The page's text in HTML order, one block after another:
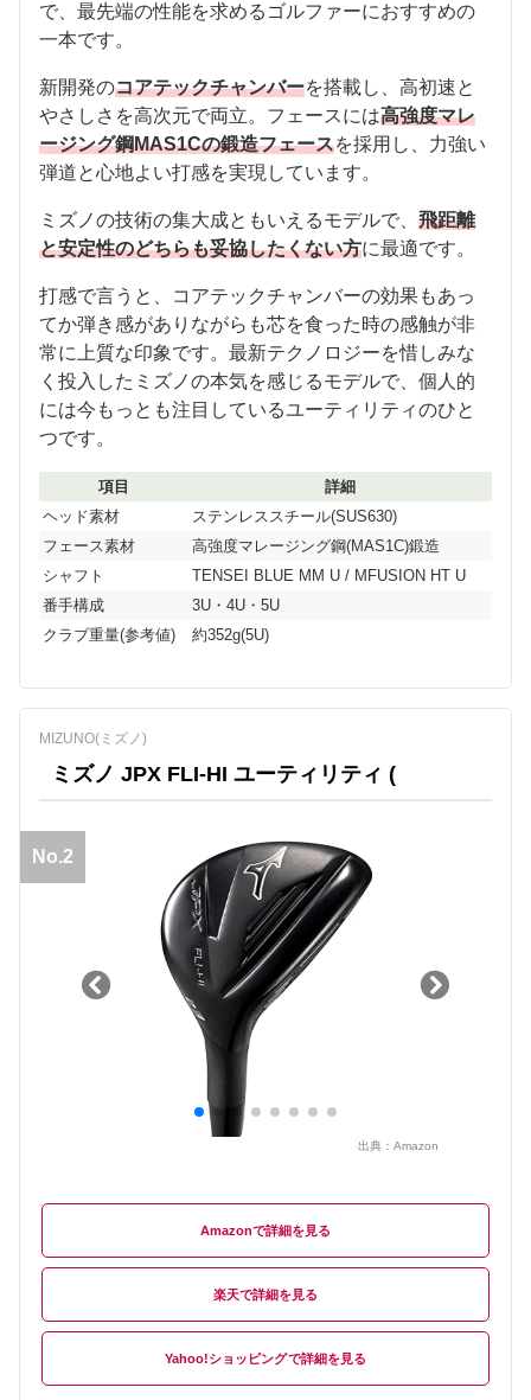
で、最先端の性能を求めるゴルファーにおすすめの
一本です。
新開発のコアテックチャンバーを搭載し、高初速と
やさしさを高次元で両立。フェースには高強度マレ
ージング鋼MAS1Cの鍛造フェースを採用し、力強い
弾道と心地よい打感を実現しています。
ミズノの技術の集大成ともいえるモデルで、 飛距離
と安定性のどちらも妥協したくない方に最適です。
打感で言うと、コアテックチャンバーの効果もあっ
てか弾き感がありながらも芯を食った時の感触が非
常に上質な印象です。最新テクノロジーを惜しみな
く投入したミズノの本気を感じるモデルで、個人的
には今もっとも注目しているユーティリティのひと
つです。
項目
詳細
ヘッド素材
ステンレススチール(SUS630)
フェース素材
高強度マレージング鋼(MAS1C)鍛造
シャフト
TENSEI BLUE MM U / MFUSION HT U
番手構成
3U・4U・5U
クラブ重量(参考値)
約352g(5U)
MIZUNO(ミズノ)
ミズノ JPX FLI-HI ユーティリティ (
No.2
出典： Amazon
Amazon
楽天
Yahoo!ショッピング